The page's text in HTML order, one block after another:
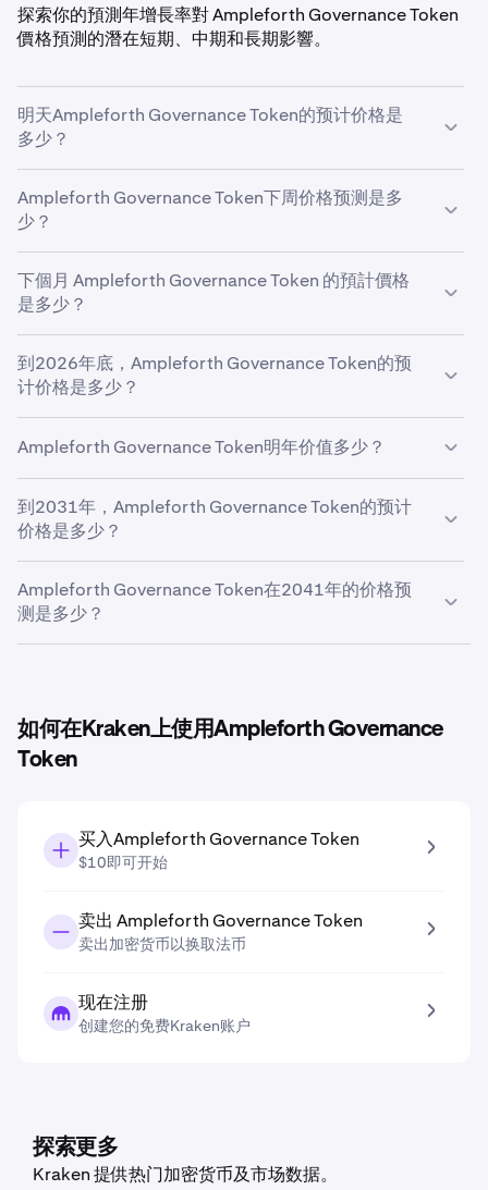
探索你的預測年增長率對 Ampleforth Governance Token
價格預測的潛在短期、中期和長期影響。
明天Ampleforth Governance Token的预计价格是
多少？
根据您预测的5%的增长率，明天Ampleforth Governance
Token的预计价格将为
Ampleforth Governance Token下周价格预测是多
少？
使用您预测的增长率5%，下周Ampleforth Governance
Token的预计价格将为
下個月 Ampleforth Governance Token 的預計價格
是多少？
如果Ampleforth Governance Token以您预测的5%
增长，预计本月底价格将达到
到2026年底，Ampleforth Governance Token的预
计价格是多少？
根據你預測的5%的增長率，到 2026 年底Ampleforth
Ampleforth Governance Token明年价值多少？
您据您的增长预测，2027年的Ampleforth Governance
Token价格预计为
到2031年，Ampleforth Governance Token的预计
价格是多少？
根據你在價格預測工具中輸入的增長預測，2031 年
Ampleforth Governance Token
Ampleforth Governance Token在2041年的价格预
测是多少？
如何在Kraken上使用Ampleforth Governance
Token
买入Ampleforth Governance Token
$10即可开始
卖出 Ampleforth Governance Token
卖出加密货币以换取法币
现在注册
创建您的免费Kraken账户
探索更多
Kraken 提供热门加密货币及市场数据。